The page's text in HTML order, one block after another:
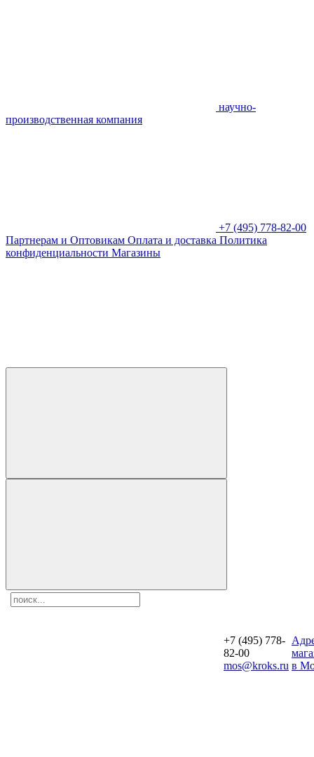
научно-
производственная компания
+7 (495) 778-82-00
Партнерам и Оптовикам Оплата и доставка Политика
конфиденциальности Магазины
+7 (495) 778-
82-00
mos@kroks.ru в